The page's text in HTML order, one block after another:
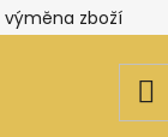
zboží